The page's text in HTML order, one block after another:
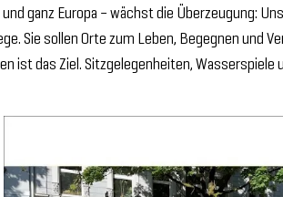
ganz Europa – wächst die Überzeugung:
Sie sollen Orte zum Leben, Begegnen und
ist das Ziel. Sitzgelegenheiten, Wasserspiele